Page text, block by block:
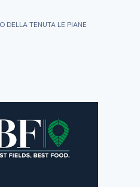
DELLA TENUTA LE PIANE